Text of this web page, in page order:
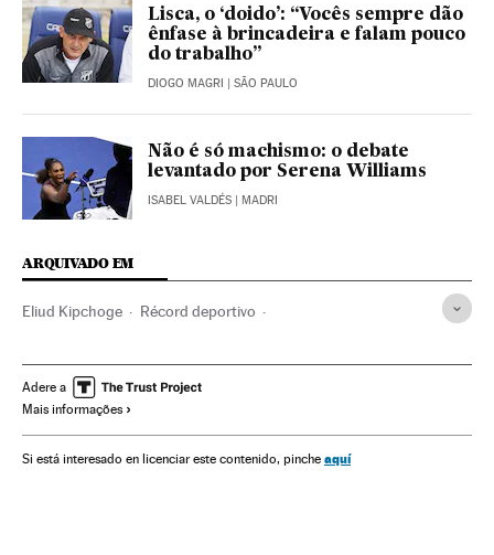
Lisca, o ‘doido’: “Vocês sempre dão
ênfase à brincadeira e falam pouco
do trabalho”
DIOGO MAGRI | SÃO PAULO
Não é só machismo: o debate
levantado por Serena Williams
ISABEL VALDÉS | MADRI
ARQUIVADO EM
Eliud Kipchoge Récord deportivo
Competições Esportes
Adere a
Mais informações
Si está interesado en licenciar este contenido, pinche aquí